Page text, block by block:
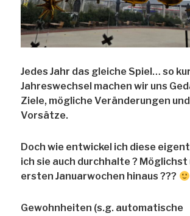
Jedes Jahr das gleiche Spiel… so
Jahreswechsel machen wir uns
Ziele, mögliche Veränderungen
Vorsätze.
Doch wie entwickel ich diese
ich sie auch durchhalte ? Möglichst
ersten Januarwochen hinaus ???
Gewohnheiten (s.g. automatische